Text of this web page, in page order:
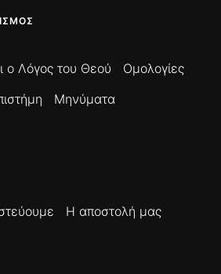
ο Λόγος του Θεού
Ομολογίες
Μηνύματα
Η αποστολή μας